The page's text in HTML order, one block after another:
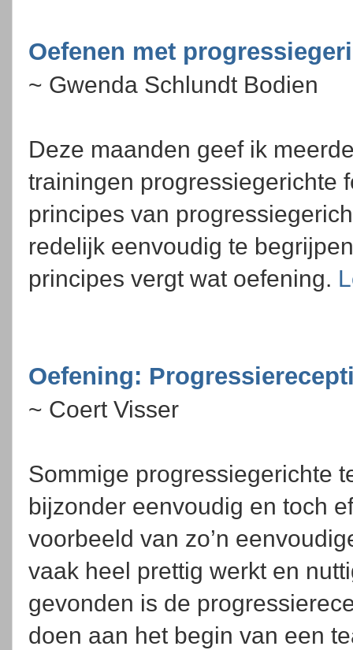
Oefenen met
~ Gwenda Schlundt Bodien
Deze maanden geef ik
trainingen progressiegerichte
principes van
redelijk eenvoudig te
principes vergt wat oefening.
Oefening:
~ Coert Visser
Sommige progressiegerichte
bijzonder eenvoudig en toch
voorbeeld van zo’n
vaak heel prettig werkt en
gevonden is de
doen aan het begin van een